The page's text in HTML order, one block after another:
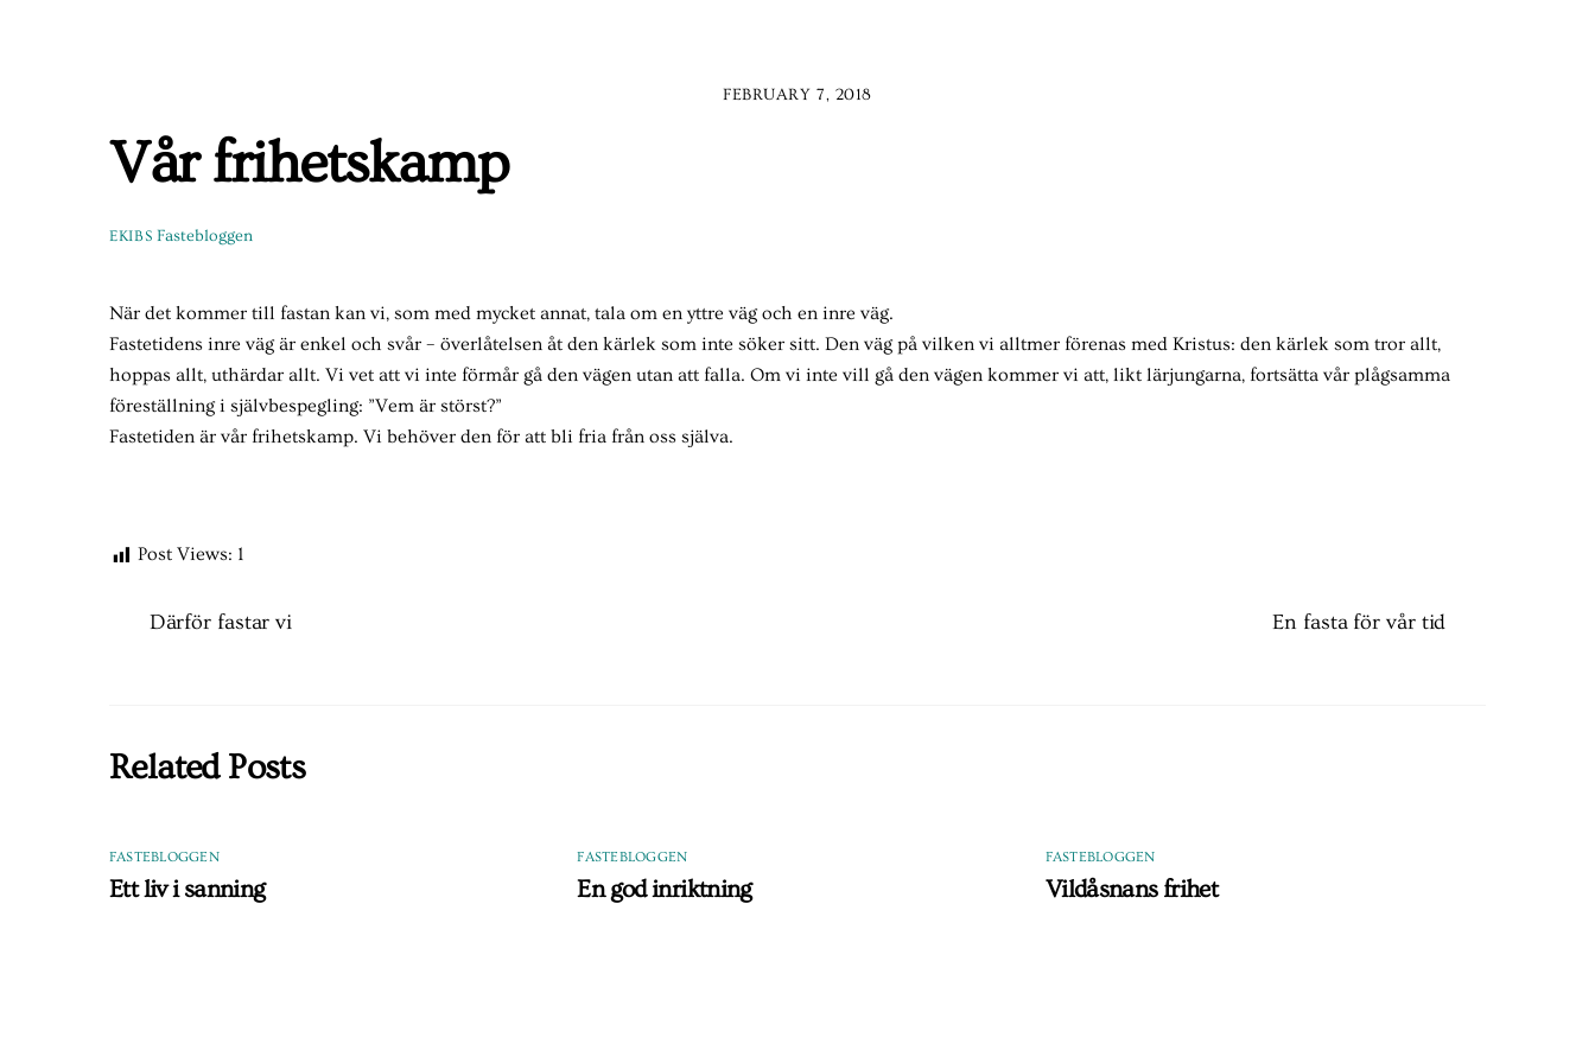
FEBRUARY 7, 2018
Vår frihetskamp
EKIBS Fastebloggen
När det kommer till fastan kan vi, som med mycket annat, tala om en yttre väg och en inre väg.
Fastetidens inre väg är enkel och svår – överlåtelsen åt den kärlek som inte söker sitt. Den väg på vilken vi alltmer förenas med Kristus: den kärlek som tror allt,
hoppas allt, uthärdar allt. Vi vet att vi inte förmår gå den vägen utan att falla. Om vi inte vill gå den vägen kommer vi att, likt lärjungarna, fortsätta vår plågsamma
föreställning i självbespegling: ”Vem är störst?”
Fastetiden är vår frihetskamp. Vi behöver den för att bli fria från oss själva.
Post Views: 1
Därför fastar vi En fasta för vår tid
Related Posts
FASTEBLOGGEN
Ett liv i sanning
FASTEBLOGGEN
En god inriktning
FASTEBLOGGEN
Vildåsnans frihet